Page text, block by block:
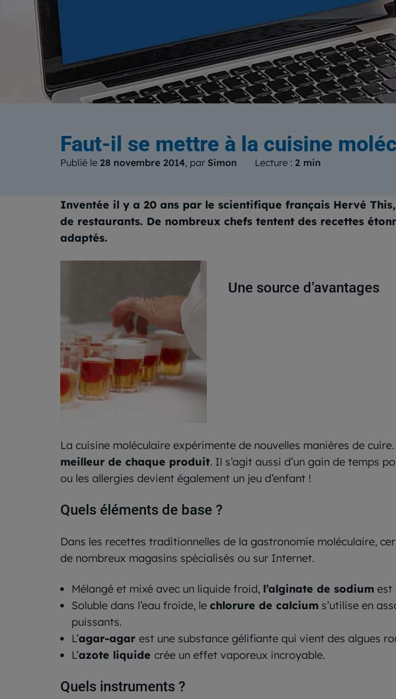
Le blogdu Centre
Faut-il se mettre à la cuisine
Publié le 28 novembre 2014, par Simon Lecture : 2 min
Inventée il y a 20 ans par le scientifique français Hervé
de restaurants. De nombreux chefs tentent des recettes
adaptés.
Une source d’avantages
La cuisine moléculaire expérimente de nouvelles manières de
meilleur de chaque produit. Il s’agit aussi d’un gain de temps
ou les allergies devient également un jeu d’enfant !
Quels éléments de base ?
Dans les recettes traditionnelles de la gastronomie moléculaire,
de nombreux magasins spécialisés ou sur Internet.
Mélangé et mixé avec un liquide froid, l’alginate de sodium est
Soluble dans l’eau froide, le chlorure de calcium s’utilise en
puissants.
L’agar-agar est une substance gélifiante qui vient des algues
L’azote liquide crée un effet vaporeux incroyable.
Quels instruments ?